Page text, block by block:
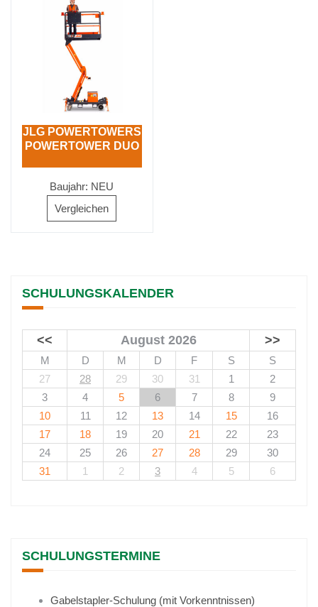
JLG POWERTOWERS
POWERTOWER DUO
Baujahr: NEU
Vergleichen
SCHULUNGSKALENDER
<< August 2026 >>
M D M D F S
S
27
28 29 30 31 1
2
3
4 5 6 7 8
9
10
11 12 13 14 15
16
17
18 19 20 21 22
23
24
25 26 27 28 29
30
31
1 2 3 4 5 6
SCHULUNGSTERMINE
Gabelstapler-Schulung (mit Vorkenntnissen)